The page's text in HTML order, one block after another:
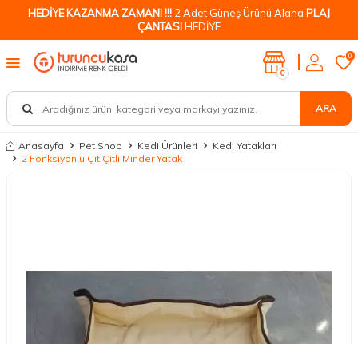
HEDİYE KAZANMA ZAMANI !!! 2 Adet Güneş Ürünü Alana PLAJ
ÇANTASIHEDİYE
ARA
0
0
Anasayfa Pet Shop Kedi Ürünleri
Kedi Yatakları
2 Fonksiyonlu Çıt Çıtlı Minder Yatak